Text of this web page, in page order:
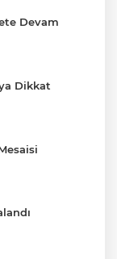
Devam
Dikkat